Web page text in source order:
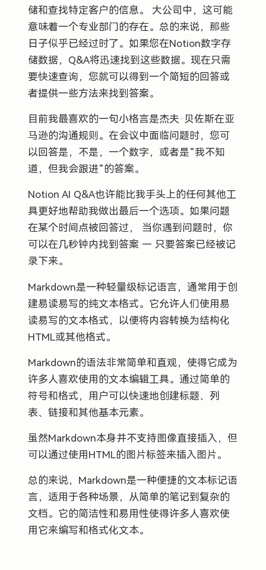
储和查找特定客户的信息。 大公司中，这可能
意味着一个专业部门的存在。总的来说，那些
日子似乎已经过时了。如果您在Notion数字存
储数据，Q&A将迅速找到这些数据。现在只需
要快速查询，您就可以得到一个简短的回答或
者提供一些方法来找到答案。
目前我最喜欢的一句小格言是杰夫·贝佐斯在亚
马逊的沟通规则。在会议中面临问题时，您可
以回答是，不是，一个数字，或者是“我不知
道，但我会跟进”的答案。
Notion AI Q&A也许能比我手头上的任何其他工
具更好地帮助我做出最后一个选项。如果问题
在某个时间点被回答过， 当你遇到问题时，你
可以在几秒钟内找到答案 — 只要答案已经被记
录下来。
Markdown是一种轻量级标记语言，通常用于创
建易读易写的纯文本格式。它允许人们使用易
读易写的文本格式，以便将内容转换为结构化
HTML或其他格式。
Markdown的语法非常简单和直观，使得它成为
许多人喜欢使用的文本编辑工具。通过简单的
符号和格式，用户可以快速地创建标题、列
表、链接和其他基本元素。
虽然Markdown本身并不支持图像直接插入，但
可以通过使用HTML的图片标签来插入图片。
总的来说，Markdown是一种便捷的文本标记语
言，适用于各种场景，从简单的笔记到复杂的
文档。它的简洁性和易用性使得许多人喜欢使
用它来编写和格式化文本。